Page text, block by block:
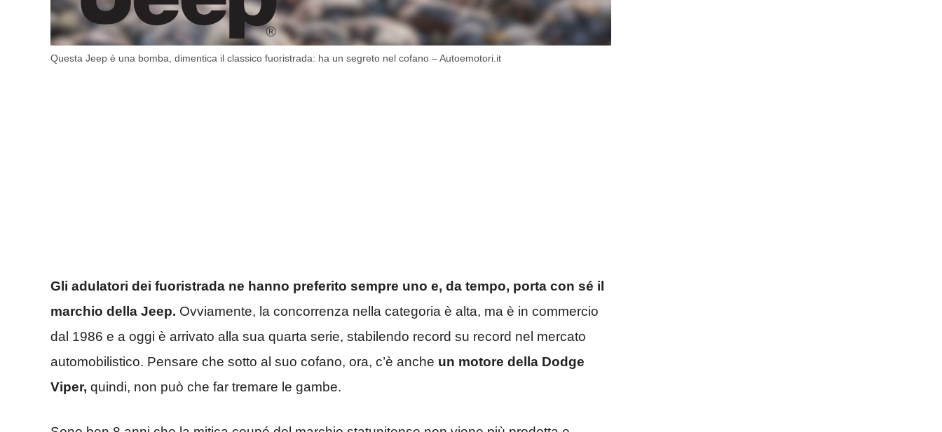
Questa Jeep è una bomba, dimentica il classico fuoristrada: ha un segreto nel cofano – Autoemotori.it
Gli adulatori dei fuoristrada ne hanno preferito sempre uno e, da tempo, porta con sé il
marchio della Jeep. Ovviamente, la concorrenza nella categoria è alta, ma è in commercio
dal 1986 e a oggi è arrivato alla sua quarta serie, stabilendo record su record nel mercato
automobilistico. Pensare che sotto al suo cofano, ora, c’è anche un motore della Dodge
Viper, quindi, non può che far tremare le gambe.